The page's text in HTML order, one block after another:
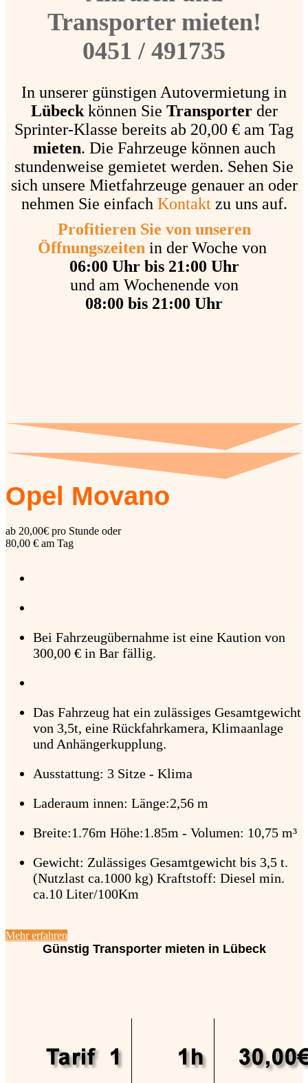
Transporter mieten!
0451 / 491735
In unserer günstigen Autovermietung in
Lübeckkönnen Sie Transporterder
Sprinter-Klasse bereits ab 20,00 € am Tag
mieten. Die Fahrzeuge können auch
stundenweise gemietet werden. Sehen Sie
sich unsere Mietfahrzeuge genauer an oder
nehmen Sie einfach Kontaktzu uns auf.
Profitieren Sie von unseren
Öffnungszeitenin der Woche von
06:00 Uhr bis 21:00 Uhr
und am Wochenende von
08:00 bis 21:00 Uhr
Opel Movano
ab 20,00€ pro Stunde oder
80,00 € am Tag
Bei Fahrzeugübernahme ist eine Kaution von
300,00 € in Bar fällig.
Das Fahrzeug hat ein zulässiges Gesamtgewicht
von 3,5t, eine Rückfahrkamera, Klimaanlage
und Anhängerkupplung.
Ausstattung: 3 Sitze - Klima
Laderaum innen: Länge:2,56 m
Breite:1.76m Höhe:1.85m - Volumen: 10,75 m³
Gewicht: Zulässiges Gesamtgewicht bis 3,5 t.
(Nutzlast ca.1000 kg) Kraftstoff: Diesel min.
ca.10 Liter/100Km
Mehr erfahren
Günstig Transporter mieten in Lübeck